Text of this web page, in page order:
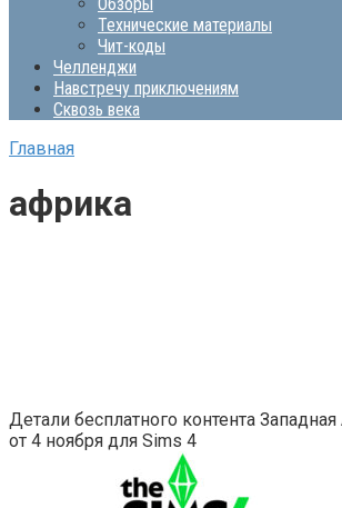
Технические материалы
Чит-коды
Челленджи
Навстречу приключениям
Сквозь века
Главная
африка
Детали бесплатного контента
от 4 ноября для Sims 4